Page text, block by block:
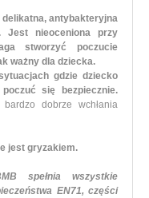
delikatna, antybakteryjna
Jest nieoceniona przy
stworzyć poczucie
ważny dla dziecka.
gdzie dziecko
się bezpiecznie.
dobrze wchłania
jest gryzakiem.
spełnia wszystkie
EN71, części